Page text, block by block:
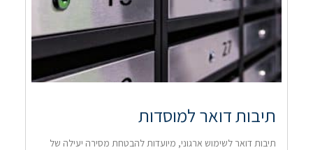
תיבות דואר למוסדות
תיבות דואר לשימוש ארגוני, מיועדות להבטחת מסירה יעילה של